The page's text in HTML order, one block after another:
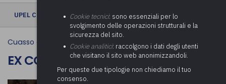
UPEL CULTURA › Ex Convento Deserto
Cuasso al Monte
EX CONVENTO DESERTO
Cookie tecnici: sono essenziali per lo
svolgimento delle operazioni strutturali e la
sicurezza del sito.
Cookie analitici: raccolgono i dati degli utenti
che visitano il sito web anonimizzandoli.
Per queste due tipologie non chiediamo il tuo
consenso.